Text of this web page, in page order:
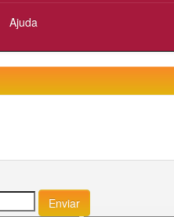
Ajuda